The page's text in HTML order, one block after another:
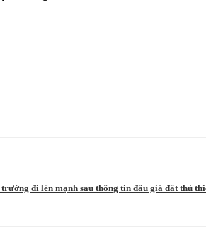
đi lên mạnh sau thông tin đấu giá đất thủ